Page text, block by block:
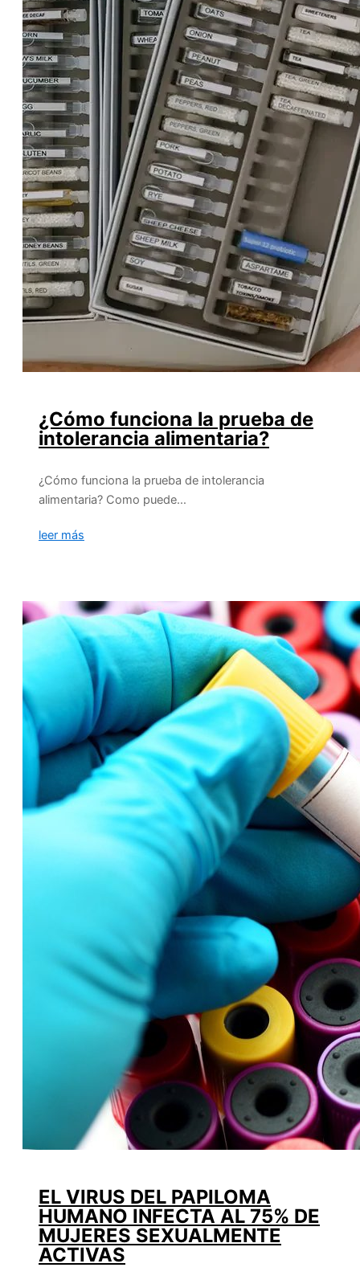
¿Cómo funciona la prueba de
intolerancia alimentaria?
¿Cómo funciona la prueba de intolerancia
alimentaria? Como puede…
leer más
EL VIRUS DEL PAPILOMA
HUMANO INFECTA AL 75% DE
MUJERES SEXUALMENTE
ACTIVAS